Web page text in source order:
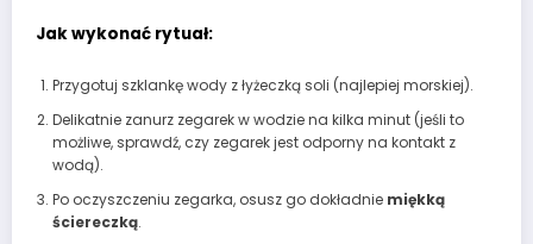
Jak wykonać rytuał:
Przygotuj szklankę wody z łyżeczką soli (najlepiej morskiej).
Delikatnie zanurz zegarek w wodzie na kilka minut (jeśli to
możliwe, sprawdź, czy zegarek jest odporny na kontakt z
wodą).
Po oczyszczeniu zegarka, osusz go dokładnie miękką
ściereczką.